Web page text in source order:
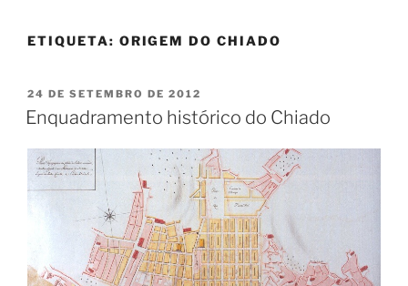
ETIQUETA: ORIGEM DO CHIADO
PUBLICADO
EM
24 DE SETEMBRO DE 2012
Enquadramento histórico do Chiado